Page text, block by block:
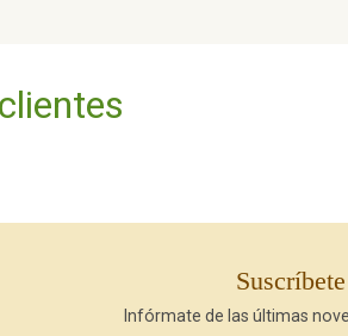
Infórmate de las últimas